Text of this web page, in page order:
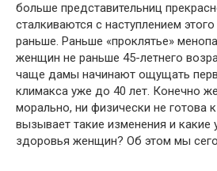
больше представительниц
сталкиваются с наступлением
раньше. Раньше «проклятье»
женщин не раньше 45-летнего
чаще дамы начинают ощущать
климакса уже до 40 лет. Конечно
морально, ни физически не готова
вызывает такие изменения и какие
здоровья женщин? Об этом мы